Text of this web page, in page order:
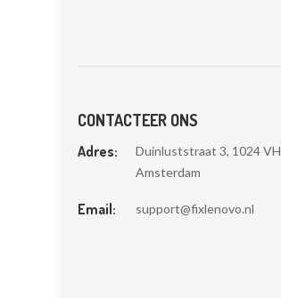
CONTACTEER ONS
Adres:
Duinluststraat 3, 1024 VH
Amsterdam
Email: support@fixlenovo.nl